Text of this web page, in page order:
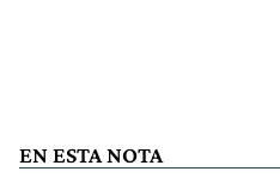
EN ESTA NOTA